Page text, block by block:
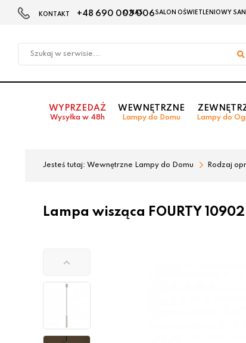
w
KONTAKT +48 690 003 006
O NAS SALON OŚWIETLENIOWY
WYPRZEDAŻ
Wysyłka w 48h
WEWNĘTRZNE
Lampy do Domu Lampy do
Jesteś tutaj: Wewnętrzne Lampy do Domu Rodzaj
Lampa wisząca FOURTY